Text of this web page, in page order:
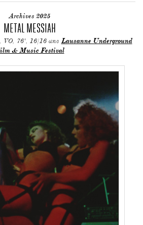
Archives 2025
METAL MESSIAH
76', 16/16 ans Lausanne Underground
& Music Festival